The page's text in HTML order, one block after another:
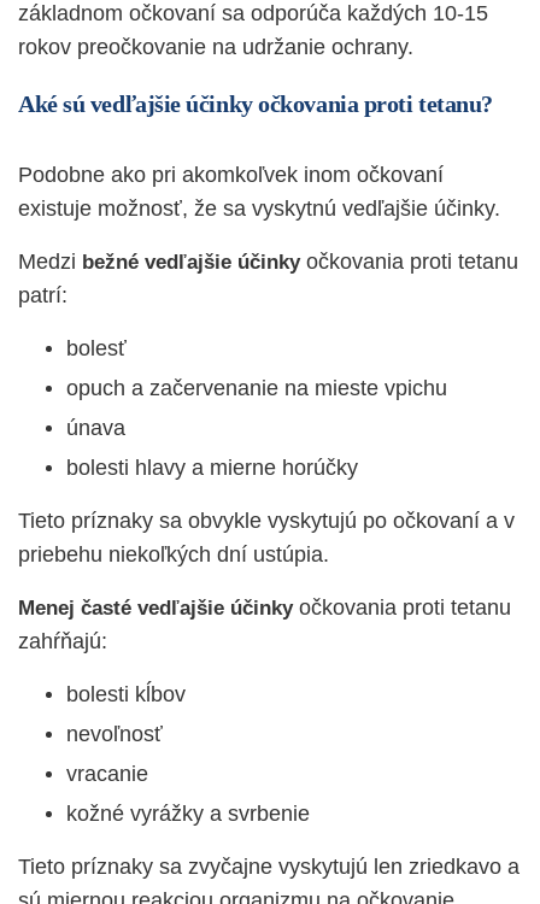
základnom očkovaní sa odporúča každých 10-15
rokov preočkovanie na udržanie ochrany.
Aké sú vedľajšie účinky očkovania proti tetanu?
Podobne ako pri akomkoľvek inom očkovaní
existuje možnosť, že sa vyskytnú vedľajšie účinky.
Medzi bežné vedľajšie účinky očkovania proti tetanu
patrí:
bolesť
opuch a začervenanie na mieste vpichu
únava
bolesti hlavy a mierne horúčky
Tieto príznaky sa obvykle vyskytujú po očkovaní a v
priebehu niekoľkých dní ustúpia.
Menej časté vedľajšie účinky očkovania proti tetanu
zahŕňajú:
bolesti kĺbov
nevoľnosť
vracanie
kožné vyrážky a svrbenie
Tieto príznaky sa zvyčajne vyskytujú len zriedkavo a